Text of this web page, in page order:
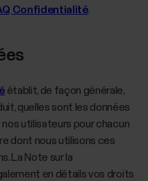
Confidentialité.
établit, de façon générale,
quelles sont les données
utilisateurs pour chacun
dont nous utilisons ces
La Note sur la
en détails vos droits